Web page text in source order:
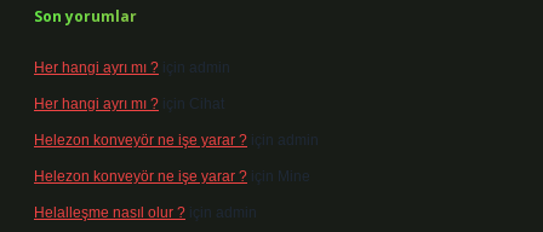
Son yorumlar
Her hangi ayrı mı ? için admin
Her hangi ayrı mı ? için Cihat
Helezon konveyör ne işe yarar ? için admin
Helezon konveyör ne işe yarar ? için Mine
Helalleşme nasıl olur ? için admin